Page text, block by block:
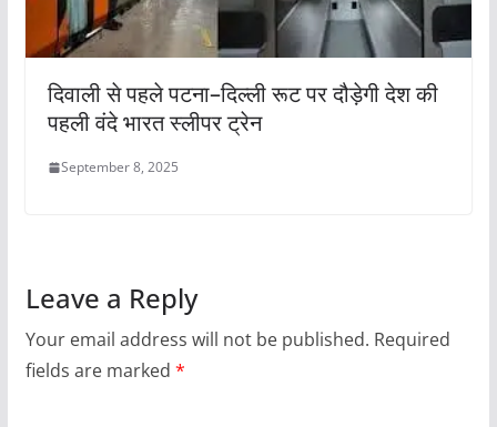
दिवाली से पहले पटना–दिल्ली रूट पर दौड़ेगी देश की
पहली वंदे भारत स्लीपर ट्रेन
September 8, 2025
Leave a Reply
Your email address will not be published. Required
fields are marked *